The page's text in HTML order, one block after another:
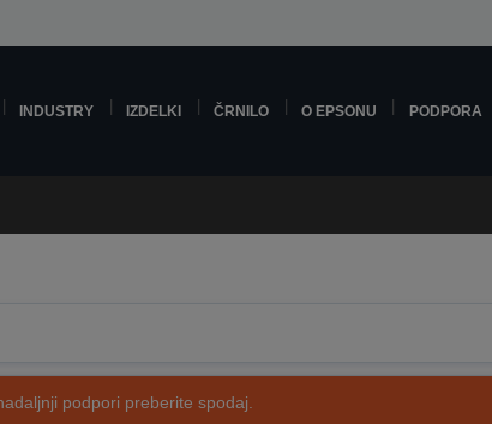
INDUSTRY IZDELKI ČRNILO O EPSONU PODPORA
podpori preberite spodaj.